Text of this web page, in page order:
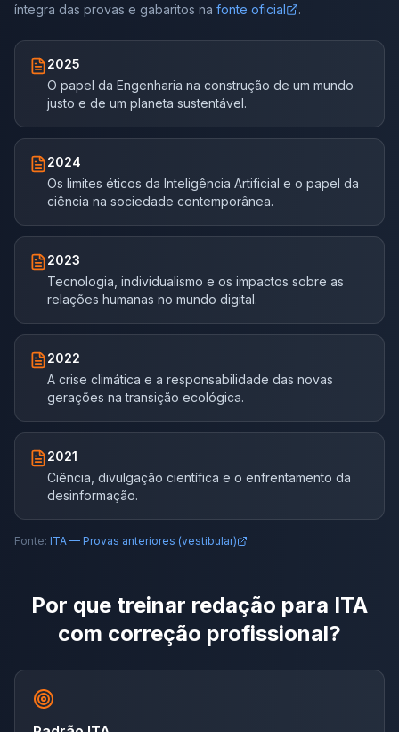
íntegra das provas e gabaritos na fonte oficial .
2025
O papel da Engenharia na construção de um mundo
justo e de um planeta sustentável.
2024
Os limites éticos da Inteligência Artificial e o papel da
ciência na sociedade contemporânea.
2023
Tecnologia, individualismo e os impactos sobre as
relações humanas no mundo digital.
2022
A crise climática e a responsabilidade das novas
gerações na transição ecológica.
2021
Ciência, divulgação científica e o enfrentamento da
desinformação.
Fonte: ITA — Provas anteriores (vestibular)
Por que treinar redação para ITA
com correção profissional?